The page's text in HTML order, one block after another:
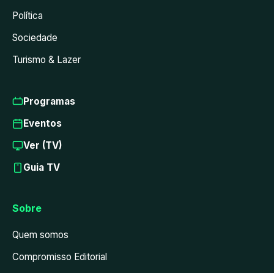
Política
Sociedade
Turismo & Lazer
Programas
Eventos
Ver (TV)
Guia TV
Sobre
Quem somos
Compromisso Editorial